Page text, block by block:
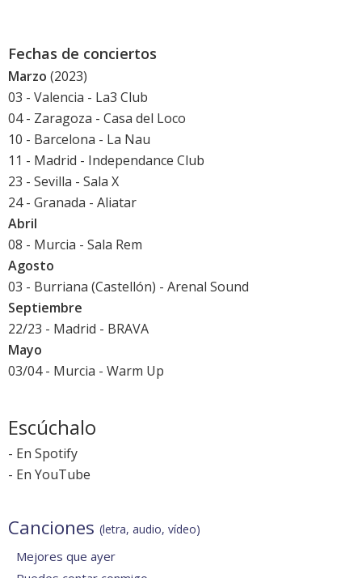
Fechas de conciertos
Marzo (2023)
03 - Valencia - La3 Club
04 - Zaragoza - Casa del Loco
10 - Barcelona - La Nau
11 - Madrid - Independance Club
23 - Sevilla - Sala X
24 - Granada - Aliatar
Abril
08 - Murcia - Sala Rem
Agosto
03 - Burriana (Castellón) - Arenal Sound
Septiembre
22/23 - Madrid - BRAVA
Mayo
03/04 - Murcia - Warm Up
Escúchalo
- En Spotify
- En YouTube
Canciones (letra, audio, vídeo)
Mejores que ayer